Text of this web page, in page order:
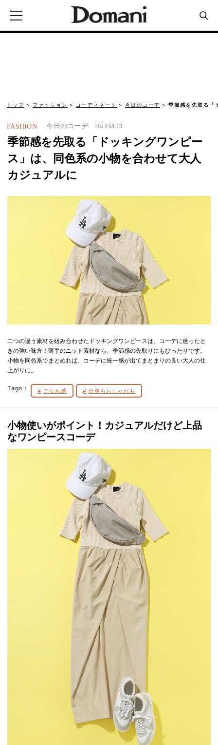
トップ ファッション コーディネート 今日のコーデ 季節感を先取る「
FASHION 今日のコーデ 2024.08.18
季節感を先取る「ドッキングワンピー
ス」は、同色系の小物を合わせて大人
カジュアルに
二つの違う素材を組み合わせたドッキングワンピースは、コーデに迷ったと
きの強い味方！薄手のニット素材なら、季節感の先取りにもぴったりです。
小物を同色系でまとめれば、コーデに統一感が出てまとまりの良い大人の仕
上がりに。
Tags： こなれ感 仕事もおしゃれも
小物使いがポイント！カジュアルだけど上品
なワンピースコーデ